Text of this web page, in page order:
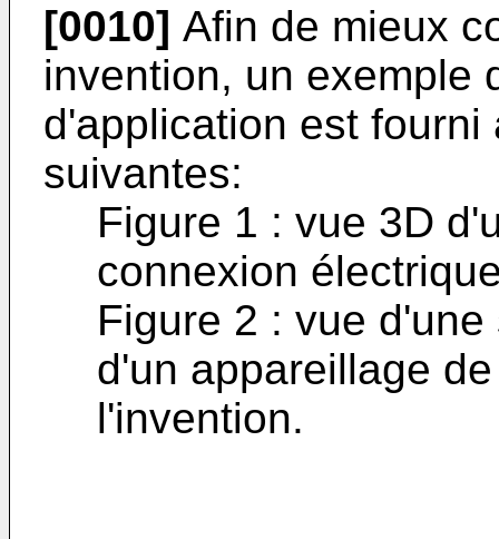
[0010] Afin de mieux
invention, un exemple
d'application est
suivantes:
Figure 1 : vue 3D
connexion
Figure 2 : vue
d'un appareillage
l'invention.